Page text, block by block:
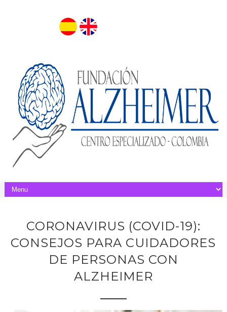
CORONAVIRUS (COVID-19):
CONSEJOS PARA CUIDADORES
DE PERSONAS CON
ALZHEIMER